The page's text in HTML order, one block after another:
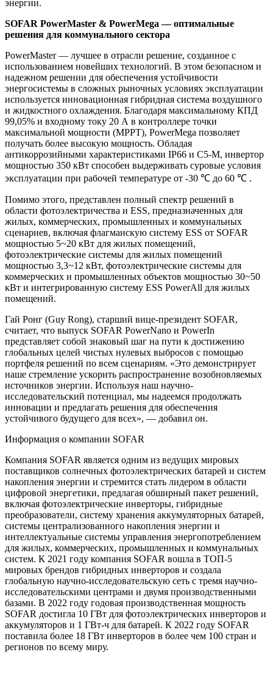
энергии.
SOFAR PowerMaster & PowerMega — оптимальные
решения для коммунального сектора
PowerMaster — лучшее в отрасли решение, созданное с
использованием новейших технологий. В этом безопасном и
надежном решении для обеспечения устойчивости
энергосистемы в сложных рыночных условиях эксплуатации
используется инновационная гибридная система воздушного
и жидкостного охлаждения. Благодаря максимальному КПД
99,05% и входному току 20 А в контроллере точки
максимальной мощности (MPPT), PowerMega позволяет
получать более высокую мощность. Обладая
антикоррозийными характеристиками IP66 и C5-M, инвертор
мощностью 350 кВт способен выдерживать суровые условия
эксплуатации при рабочей температуре от -30 ℃ до 60 ℃ .
Помимо этого, представлен полный спектр решений в
области фотоэлектричества и ESS, предназначенных для
жилых, коммерческих, промышленных и коммунальных
сценариев, включая флагманскую систему ESS от SOFAR
мощностью 5~20 кВт для жилых помещений,
фотоэлектрические системы для жилых помещений
мощностью 3,3~12 кВт, фотоэлектрические системы для
коммерческих и промышленных объектов мощностью 30~50
кВт и интегрированную систему ESS PowerAll для жилых
помещений.
Гай Ронг (Guy Rong), старший вице-президент SOFAR,
считает, что выпуск SOFAR PowerNano и PowerIn
представляет собой знаковый шаг на пути к достижению
глобальных целей чистых нулевых выбросов с помощью
портфеля решений по всем сценариям. «Это демонстрирует
наше стремление ускорить распространение возобновляемых
источников энергии. Используя наш научно-
исследовательский потенциал, мы надеемся продолжать
инновации и предлагать решения для обеспечения
устойчивого будущего для всех», — добавил он.
Информация о компании SOFAR
Компания SOFAR является одним из ведущих мировых
поставщиков солнечных фотоэлектрических батарей и систем
накопления энергии и стремится стать лидером в области
цифровой энергетики, предлагая обширный пакет решений,
включая фотоэлектрические инверторы, гибридные
преобразователи, систему хранения аккумуляторных батарей,
системы централизованного накопления энергии и
интеллектуальные системы управления энергопотреблением
для жилых, коммерческих, промышленных и коммунальных
систем. К 2021 году компания SOFAR вошла в ТОП-5
мировых брендов гибридных инверторов и создала
глобальную научно-исследовательскую сеть с тремя научно-
исследовательскими центрами и двумя производственными
базами. В 2022 году годовая производственная мощность
SOFAR достигла 10 ГВт для фотоэлектрических инверторов и
аккумуляторов и 1 ГВт-ч для батарей. К 2022 году SOFAR
поставила более 18 ГВт инверторов в более чем 100 стран и
регионов по всему миру.